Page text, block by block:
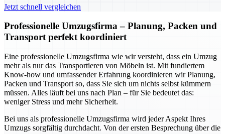
Jetzt schnell vergleichen
Professionelle Umzugsfirma – Planung, Packen und
Transport perfekt koordiniert
Eine professionelle Umzugsfirma wie wir versteht, dass ein Umzug
mehr als nur das Transportieren von Möbeln ist. Mit fundiertem
Know-how und umfassender Erfahrung koordinieren wir Planung,
Packen und Transport so, dass Sie sich um nichts selbst kümmern
müssen. Alles läuft bei uns nach Plan – für Sie bedeutet das:
weniger Stress und mehr Sicherheit.
Bei uns als professionelle Umzugsfirma wird jeder Aspekt Ihres
Umzugs sorgfältig durchdacht. Von der ersten Besprechung über die